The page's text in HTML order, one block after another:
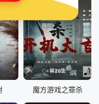
第20集
魔方游戏之罪杀